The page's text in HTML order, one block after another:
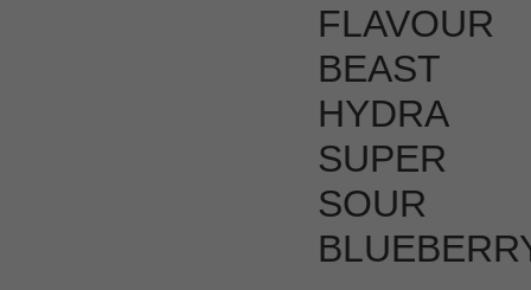
FLAVOUR
BEAST
HYDRA
SUPER
SOUR